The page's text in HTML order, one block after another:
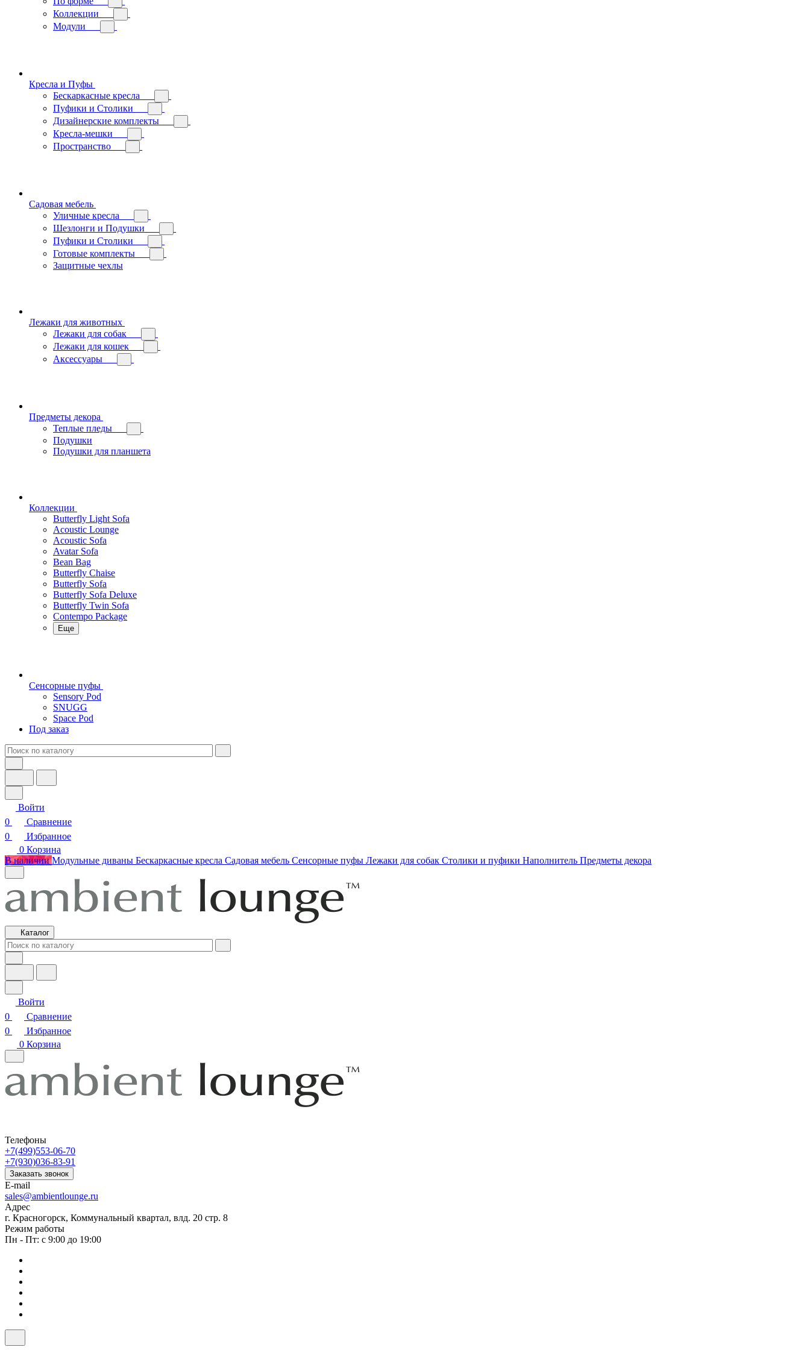
Коллекции
Модули
Кресла и Пуфы
Бескаркасные кресла
Пуфики и Столики
Дизайнерские комплекты
Кресла-мешки
Пространство
Садовая мебель
Уличные кресла
Шезлонги и Подушки
Пуфики и Столики
Готовые комплекты
Защитные чехлы
Лежаки для животных
Лежаки для собак
Лежаки для кошек
Аксессуары
Предметы декора
Теплые пледы
Подушки
Подушки для планшета
Коллекции
Butterfly Light Sofa
Acoustic Lounge
Acoustic Sofa
Avatar Sofa
Bean Bag
Butterfly Chaise
Butterfly Sofa
Butterfly Sofa Deluxe
Butterfly Twin Sofa
Contempo Package
Еще
Сенсорные пуфы
Sensory Pod
SNUGG
Space Pod
Под заказ
Войти
0
Сравнение
0
Избранное
0 Корзина
В наличии Модульные диваны Бескаркасные кресла Садовая мебель Сенсорные пуфы Лежаки для собак Столики и пуфики Наполнитель Предметы декора
Каталог
Войти
0
Сравнение
0
Избранное
0 Корзина
Телефоны
+7(499)553-06-70
+7(930)036-83-91
Заказать звонок
E-mail
sales@ambientlounge.ru
Адрес
г. Красногорск, Коммунальный квартал, влд. 20 стр. 8
Режим работы
Пн - Пт: с 9:00 до 19:00